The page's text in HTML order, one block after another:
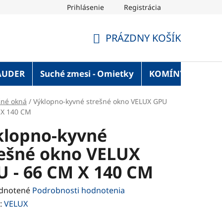
Strechaonline.sk - informácie z prvej ruky
Prihlásenie Registrácia
KOŠÍK
PRÁZDNY KOŠÍK
Suché zmesi - Omietky KOMÍNY
okná / Výklopno-kyvné strešné okno VELUX GPU
140 CM
kyvné
okno VELUX
- 66 CM X 140 CM
Podrobnosti hodnotenia
VELUX